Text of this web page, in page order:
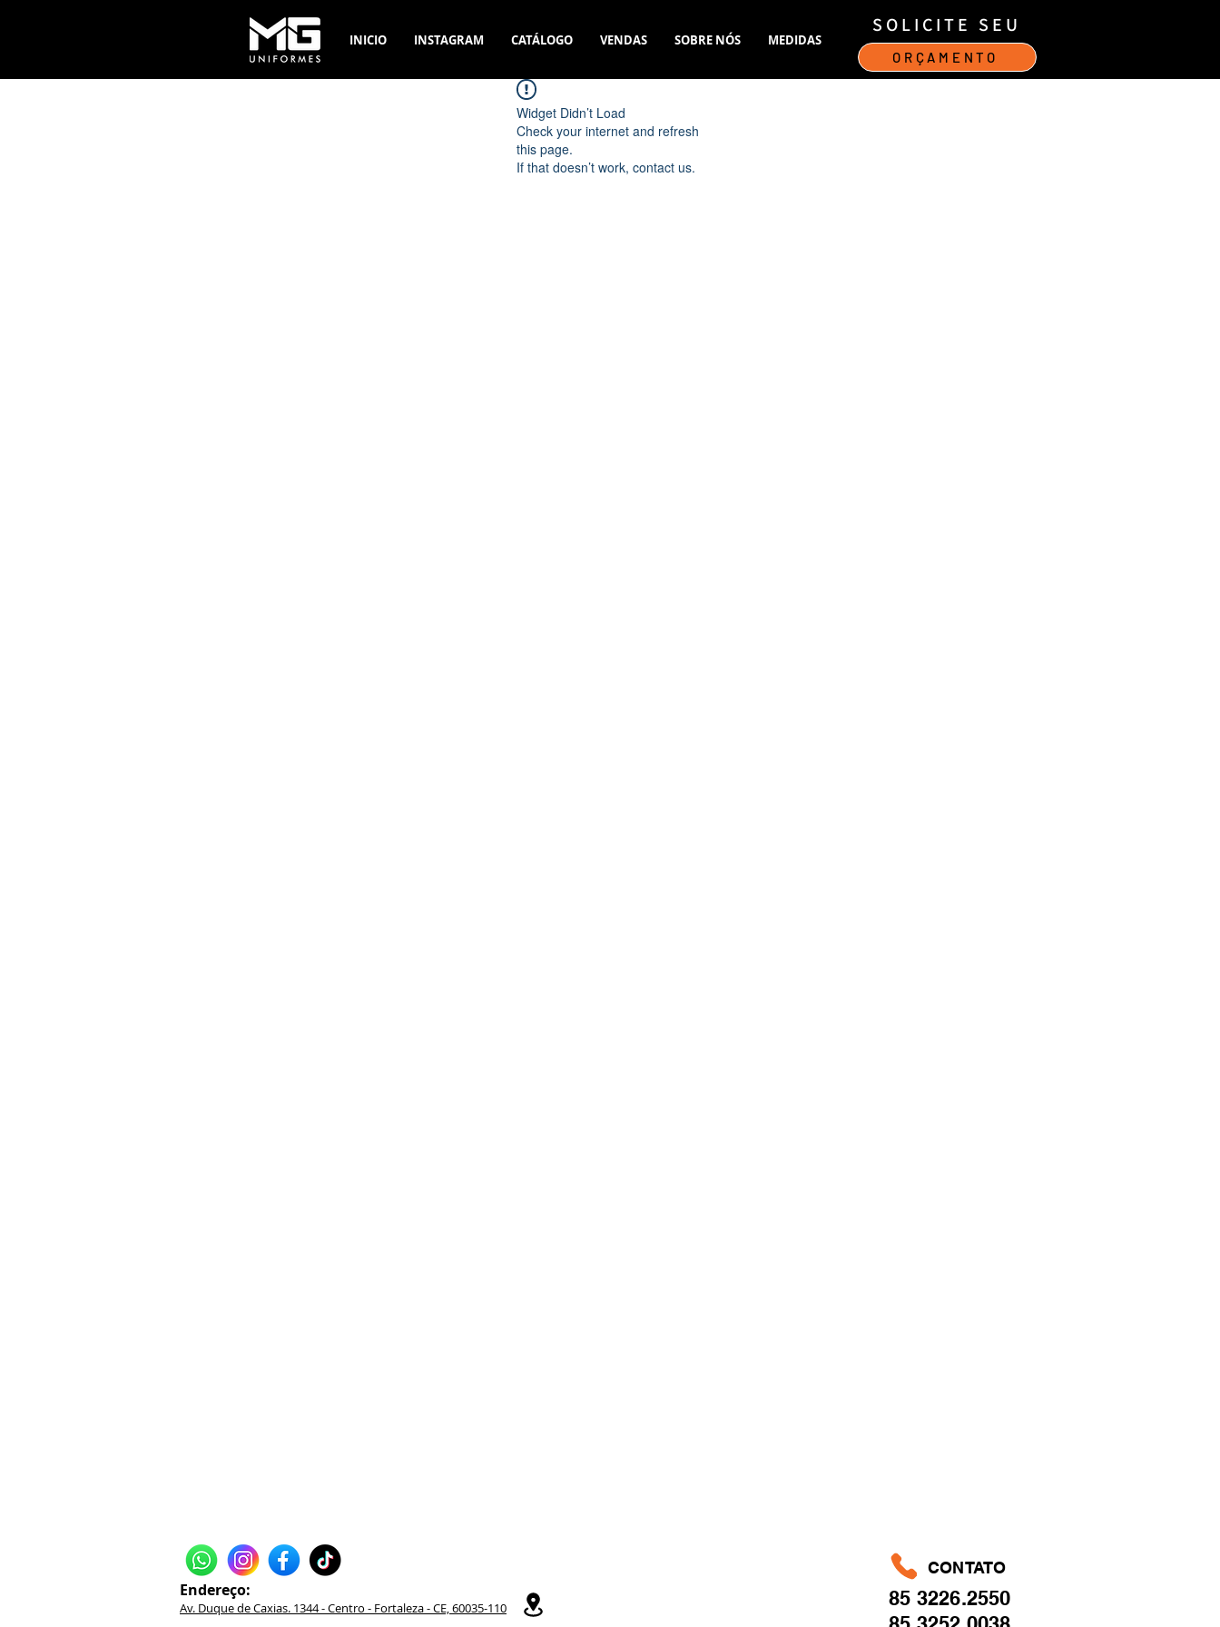
INICIO INSTAGRAM CATÁLOGO VENDAS SOBRE NÓS MEDIDAS
SOLICITE SEU
ORÇAMENTO
Widget Didn’t Load
Check your internet and refresh
this page.
If that doesn’t work, contact us.
Endereço:
Av. Duque de Caxias. 1344 - Centro - Fortaleza - CE, 60035-110
CONTATO
85 3226.2550